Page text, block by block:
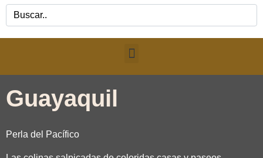
Guayaquil
Perla del Pacífico